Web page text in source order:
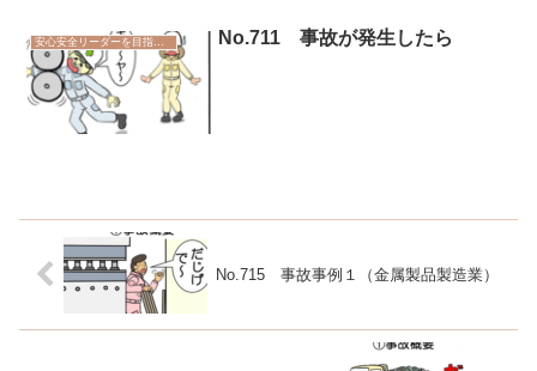
安心安全リーダーを目指そう No.711 事故が発生したら
No.715 事故事例１（金属製品製造業）